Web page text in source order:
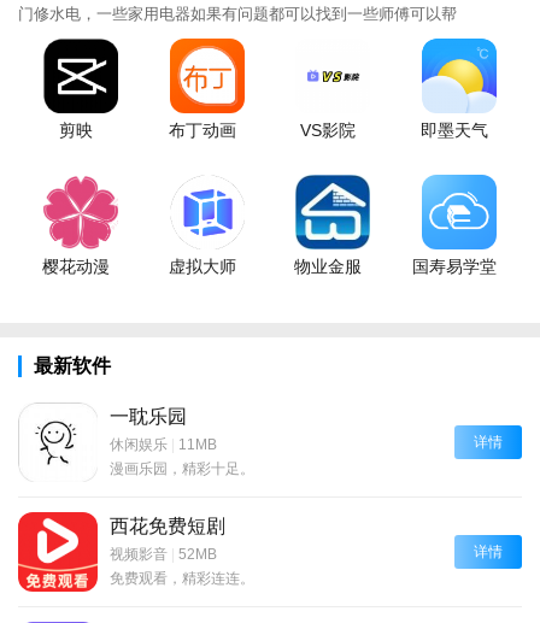
门修水电，一些家用电器如果有问题都可以找到一些师傅可以帮
剪映 布丁动画 VS影院 即墨天气
樱花动漫 虚拟大师 物业金服 国寿易学堂
最新软件
一耽乐园
休闲娱乐 | 11MB
漫画乐园，精彩十足。
详情
西花免费短剧
视频影音 | 52MB
免费观看，精彩连连。
详情